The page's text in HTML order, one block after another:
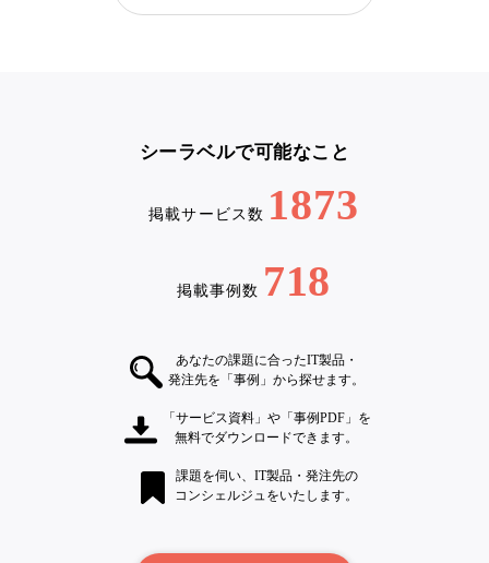
シーラベルで可能なこと
掲載サービス数 1873
掲載事例数 718
あなたの課題に合ったIT製品・
発注先を「事例」から探せます。
「サービス資料」や「事例PDF」を
無料でダウンロードできます。
課題を伺い、IT製品・発注先の
コンシェルジュをいたします。